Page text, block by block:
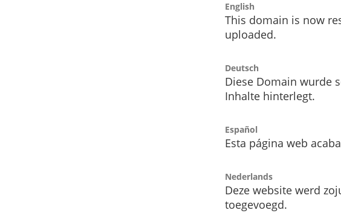
English
This domain is now
uploaded.
Deutsch
Diese Domain wurde
Inhalte hinterlegt.
Español
Esta página web
Nederlands
Deze website werd
toegevoegd.